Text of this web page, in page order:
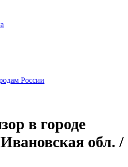
России
в городе
обл. /